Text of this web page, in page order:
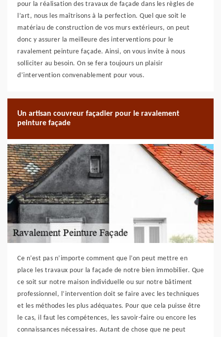
pour la réalisation des travaux de façade dans les règles de
l’art, nous les maîtrisons à la perfection. Quel que soit le
matériau de construction de vos murs extérieurs, on peut
donc y assurer la meilleure des interventions pour le
ravalement peinture façade. Ainsi, on vous invite à nous
solliciter au besoin. On se fera toujours un plaisir
d’intervention convenablement pour vous.
Un artisan couvreur façadier pour le ravalement
peinture façade
Ce n’est pas n’importe comment que l’on peut mettre en
place les travaux pour la façade de notre bien immobilier. Que
ce soit sur notre maison individuelle ou sur notre bâtiment
professionnel, l’intervention doit se faire avec les techniques
et les méthodes les plus adéquates. Pour que cela puisse être
le cas, il faut les compétences, les savoir-faire ou encore les
connaissances nécessaires. Autant de chose que ne peut